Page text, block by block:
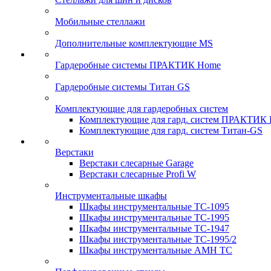
Мобильные стеллажи
Дополнительные комплектующие MS
Гардеробные системы ПРАКТИК Home
Гардеробные системы Титан GS
Комплектующие для гардеробных систем
Комплектующие для гард. систем ПРАКТИК
Комплектующие для гард. систем Титан-GS
Верстаки
Верстаки слесарные Garage
Верстаки слесарные Profi W
Инструментальные шкафы
Шкафы инструментальные TC-1095
Шкафы инструментальные TC-1995
Шкафы инструментальные TC-1947
Шкафы инструментальные TC-1995/2
Шкафы инструментальные AMH TC